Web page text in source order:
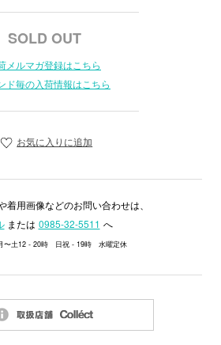
SOLD OUT
メルマガ登録はこちら
ド毎の入荷情報はこちら
お気に入りに追加
着用画像などのお問い合わせは、
または 0985-32-5511 へ
〜土12 - 20時 日祝 - 19時 水曜定休